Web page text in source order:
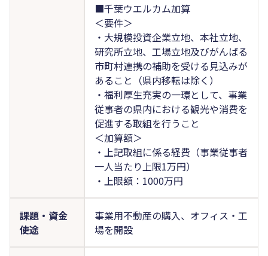
■千葉ウエルカム加算
＜要件＞
・大規模投資企業立地、本社立地、
研究所立地、工場立地及びがんばる
市町村連携の補助を受ける見込みが
あること（県内移転は除く）
・福利厚生充実の一環として、事業
従事者の県内における観光や消費を
促進する取組を行うこと
＜加算額＞
・上記取組に係る経費（事業従事者
一人当たり上限1万円）
・上限額：1000万円
課題・資金
使途
事業用不動産の購入、オフィス・工
場を開設